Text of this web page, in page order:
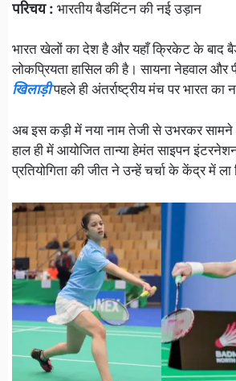
परिचय : भारतीय बैडमिंटन की नई उड़ान
भारत खेलों का देश है और यहाँ क्रिकेट के बाद
लोकप्रियता हासिल की है। सायना नेहवाल और
खिलाड़ीपहले ही अंतर्राष्ट्रीय मंच पर भारत
अब इस कड़ी में नया नाम तेजी से उभरकर सामने
हाल ही में आयोजित तान्या हेमंत साइपन
प्रतियोगिता की जीत ने उन्हें चर्चा के केंद्र में ला